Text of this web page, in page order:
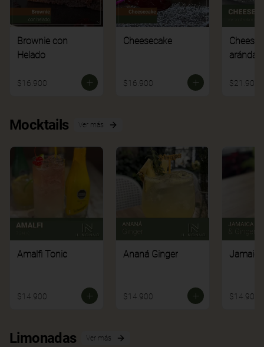
Brownie con
Helado
$16.900
Cheesecake
$16.900 $21.900
Mocktails Ver más
Amalfi Tonic
$14.900
Ananá Ginger
$14.900 $14.900
Limonadas Ver más